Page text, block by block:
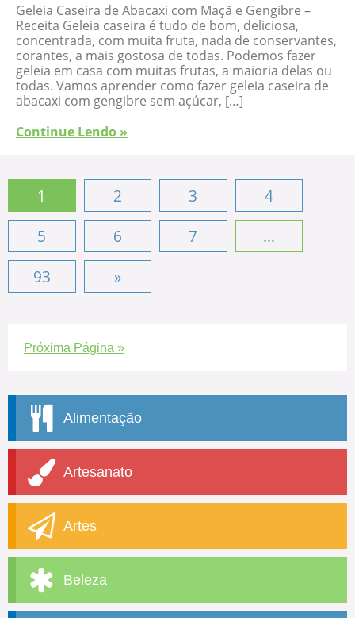
Geleia Caseira de Abacaxi com Maçã e Gengibre –
Receita Geleia caseira é tudo de bom, deliciosa,
concentrada, com muita fruta, nada de conservantes,
corantes, a mais gostosa de todas. Podemos fazer
geleia em casa com muitas frutas, a maioria delas ou
todas. Vamos aprender como fazer geleia caseira de
abacaxi com gengibre sem açúcar, […]
Continue Lendo »
1 2 3
4
5
6 7
...
93
»
Próxima Página »
Alimentação
Artesanato
Artes
Beleza